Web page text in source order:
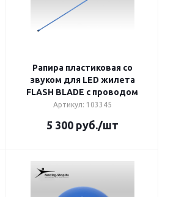
Рапира пластиковая со
звуком для LED жилета
FLASH BLADE с проводом
Артикул: 103345
5 300руб./шт